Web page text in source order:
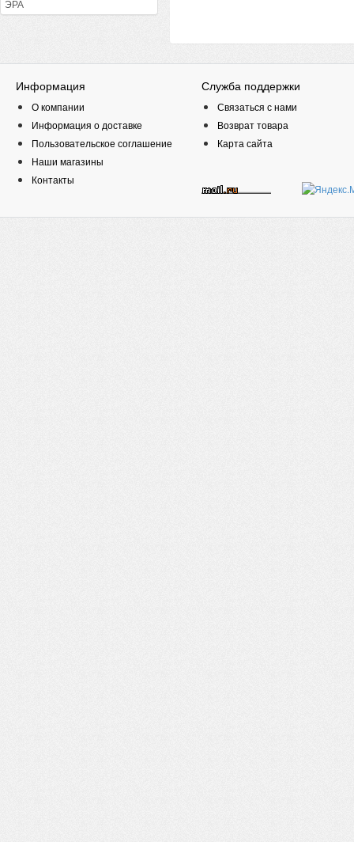
ЭРА
Информация
О компании
Информация о доставке
Пользовательское соглашение
Наши магазины
Контакты
Служба поддержки
Связаться с нами
Возврат товара
Карта сайта